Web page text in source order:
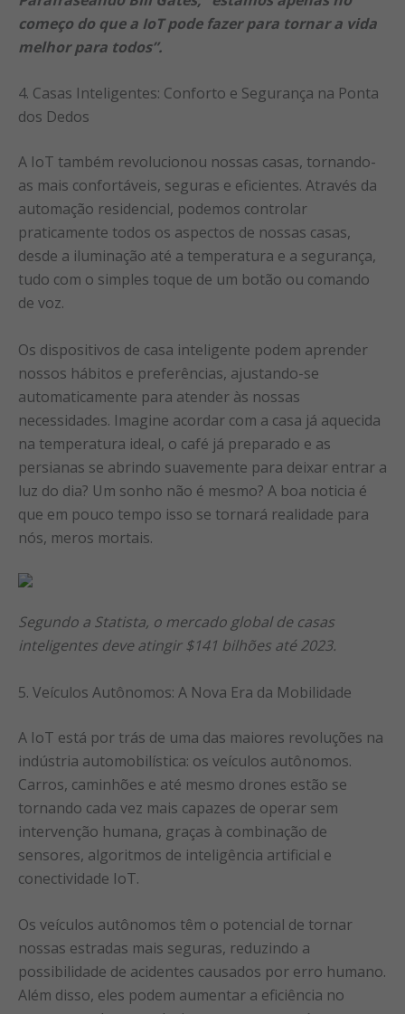
começo do que a IoT pode fazer para tornar a vida
melhor para todos”.
4. Casas Inteligentes: Conforto e Segurança na Ponta
dos Dedos
A IoT também revolucionou nossas casas, tornando-
as mais confortáveis, seguras e eficientes. Através da
automação residencial, podemos controlar
praticamente todos os aspectos de nossas casas,
desde a iluminação até a temperatura e a segurança,
tudo com o simples toque de um botão ou comando
de voz.
Os dispositivos de casa inteligente podem aprender
nossos hábitos e preferências, ajustando-se
automaticamente para atender às nossas
necessidades. Imagine acordar com a casa já aquecida
na temperatura ideal, o café já preparado e as
persianas se abrindo suavemente para deixar entrar a
luz do dia? Um sonho não é mesmo? A boa noticia é
que em pouco tempo isso se tornará realidade para
nós, meros mortais.
Segundo a Statista, o mercado global de casas
inteligentes deve atingir $141 bilhões até 2023.
5. Veículos Autônomos: A Nova Era da Mobilidade
A IoT está por trás de uma das maiores revoluções na
indústria automobilística: os veículos autônomos.
Carros, caminhões e até mesmo drones estão se
tornando cada vez mais capazes de operar sem
intervenção humana, graças à combinação de
sensores, algoritmos de inteligência artificial e
conectividade IoT.
Os veículos autônomos têm o potencial de tornar
nossas estradas mais seguras, reduzindo a
possibilidade de acidentes causados por erro humano.
Além disso, eles podem aumentar a eficiência no